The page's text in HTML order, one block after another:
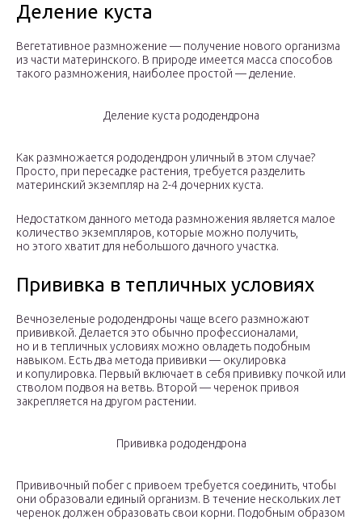
Деление куста
Вегетативное размножение — получение нового организма
из части материнского. В природе имеется масса способов
такого размножения, наиболее простой — деление.
Деление куста рододендрона
Как размножается рододендрон уличный в этом случае?
Просто, при пересадке растения, требуется разделить
материнский экземпляр на 2-4 дочерних куста.
Недостатком данного метода размножения является малое
количество экземпляров, которые можно получить,
но этого хватит для небольшого дачного участка.
Прививка в тепличных условиях
Вечнозеленые рододендроны чаще всего размножают
прививкой. Делается это обычно профессионалами,
но и в тепличных условиях можно овладеть подобным
навыком. Есть два метода прививки — окулировка
и копулировка. Первый включает в себя прививку почкой или
стволом подвоя на ветвь. Второй — черенок привоя
закрепляется на другом растении.
Прививка рододендрона
Прививочный побег с привоем требуется соединить, чтобы
они образовали единый организм. В течение нескольких лет
черенок должен образовать свои корни. Подобным образом